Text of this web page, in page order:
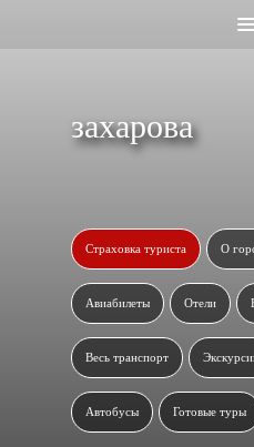
захарова
Страховка туриста О
Авиабилеты Отели
Весь транспорт
Автобусы Готовые туры